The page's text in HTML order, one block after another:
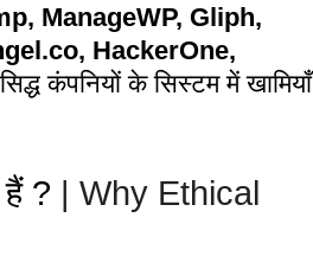
ManageWP, Gliph,
HackerOne,
कंपनियों के सिस्टम में खामियाँ
? | Why Ethical